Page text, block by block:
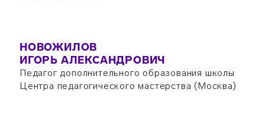
НОВОЖИЛОВ
ИГОРЬ АЛЕКСАНДРОВИЧ
Педагог дополнительного образования школы
Центра педагогического мастерства (Москва)